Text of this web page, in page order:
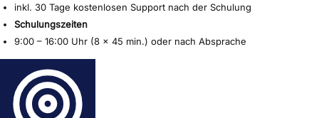
inkl. 30 Tage kostenlosen Support nach der Schulung
Schulungszeiten
9:00 – 16:00 Uhr (8 x 45 min.) oder nach Absprache